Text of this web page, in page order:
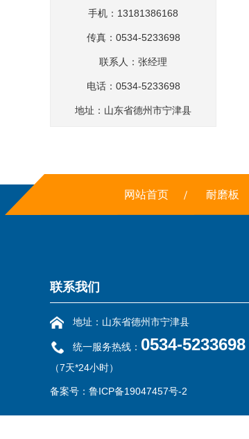
手机：13181386168
传真：0534-5233698
联系人：张经理
电话：0534-5233698
地址：山东省德州市宁津县
网站首页 耐磨板
联系我们
地址：山东省德州市宁津县
统一服务热线： 0534-5233698
（7天*24小时）
备案号： 鲁ICP备19047457号-2